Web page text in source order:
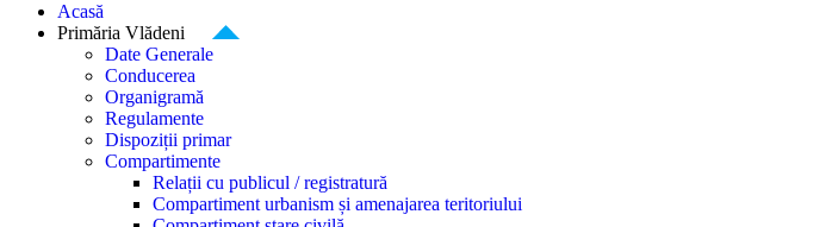
Acasă
Primăria Vlădeni
Date Generale
Conducerea
Organigramă
Regulamente
Dispoziții primar
Compartimente
Relații cu publicul / registratură
Compartiment urbanism și amenajarea teritoriului